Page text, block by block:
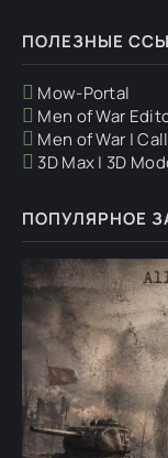
ПОЛЕЗНЫЕ
Mow-Portal
Men of War
Men of War |
3D Max | 3D
ПОПУЛЯРНОЕ